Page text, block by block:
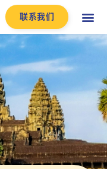
联系我们